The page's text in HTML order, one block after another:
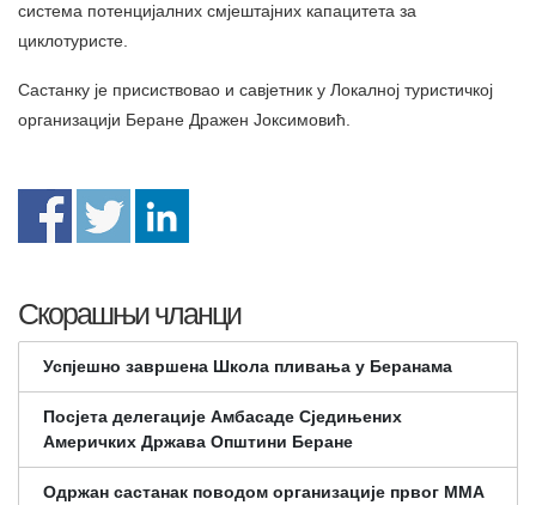
система потенцијалних смјештајних капацитета за
циклотуристе.
Састанку је присиствовао и савјетник у Локалној туристичкој
организацији Беране Дражен Јоксимовић.
Скорашњи чланци
Успјешно завршена Школа пливања у Беранама
Посјета делегације Амбасаде Сједињених
Америчких Држава Општини Беране
Одржан састанак поводом организације првог ММА